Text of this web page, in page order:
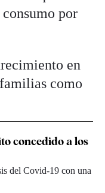
por
en
como
concedido a los
del Covid-19 con una